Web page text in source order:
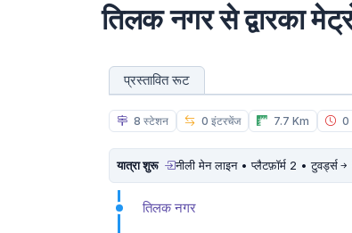
तिलक नगर से द्वारका
प्रस्तावित रूट
8 स्टेशन 0 इंटरचेंज 7.7 Km 0
यात्रा शुरू नीली मेन लाइन • प्लैटफ़ॉर्म 2 • टुवर्ड्स
तिलक नगर